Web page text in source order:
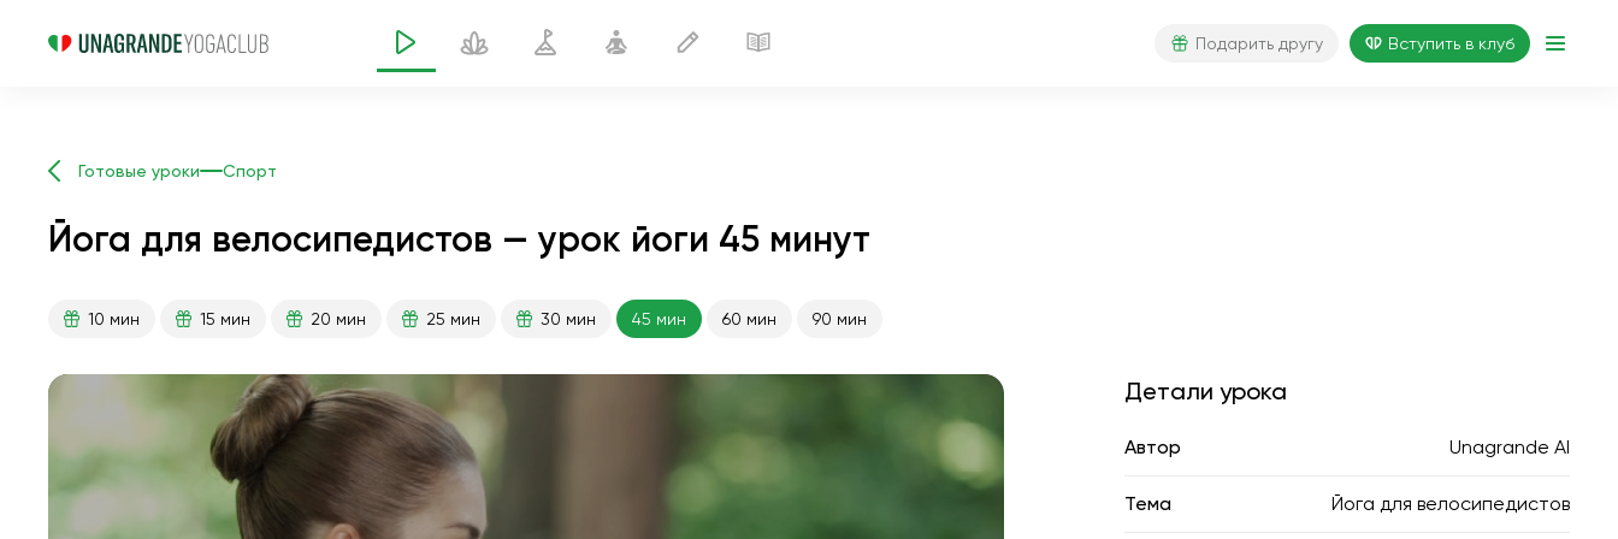
Подарить другу Вступить в клуб
Готовые уроки Спорт
Йога для велосипедистов — урок йоги 45 минут
10 мин 15 мин 20 мин 25 мин 30 мин 45 мин 60 мин 90 мин
Детали урока
Автор Unagrande AI
Тема Йога для велосипедистов